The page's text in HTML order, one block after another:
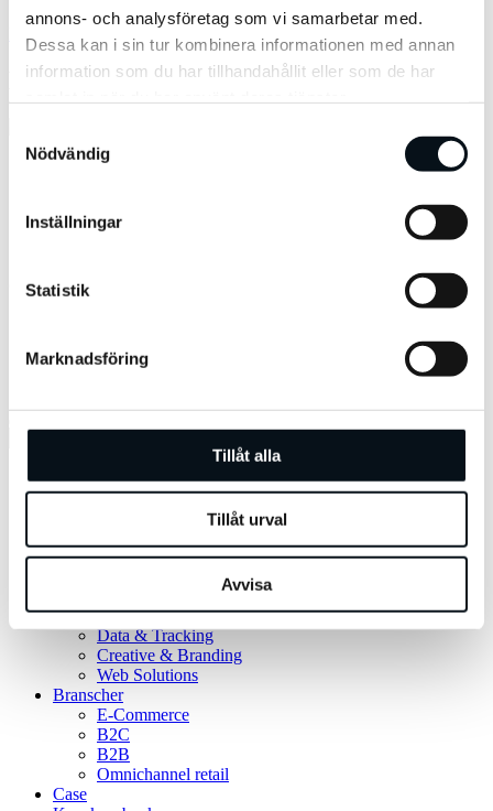
annons- och analysföretag som vi samarbetar med.
Dessa kan i sin tur kombinera informationen med annan
information som du har tillhandahållit eller som de har
Nödvändig
Inställningar
Statistik
Marknadsföring
Tillåt alla
Tillåt urval
Avvisa
Pressmeddelande
Etikett:Pressmeddelande
VD-Podden
Integritet
Social
Instagram
Tjänster
AI powered by Viva
Insights & Market Research
SEO
SEM – Google Ads
Programmatic Video & Display
Data & Tracking
Creative & Branding
Web Solutions
Branscher
E-Commerce
B2C
B2B
Omnichannel retail
Case